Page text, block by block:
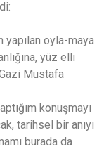
yapılan oyla-maya
yüz elli
Mustafa
konuşmayı
tarihsel bir anıyı
burada da